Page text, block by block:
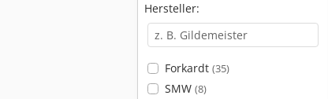
Hersteller:
Forkardt (35)
SMW (8)